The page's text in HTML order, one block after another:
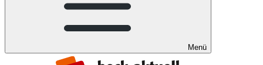
Menü